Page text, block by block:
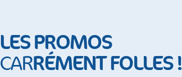
LES PROMOS
CARRÉMENT FOLLES !